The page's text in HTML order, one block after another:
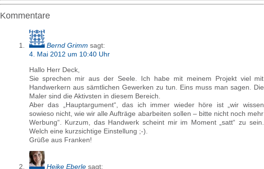
Kommentare
Bernd Grimm sagt:
4. Mai 2012 um 10:40 Uhr
Hallo Herr Deck,
Sie sprechen mir aus der Seele. Ich habe mit meinem Projekt viel mit
Handwerkern aus sämtlichen Gewerken zu tun. Eins muss man sagen. Die
Maler sind die Aktivsten in diesem Bereich.
Aber das „Hauptargument“, das ich immer wieder höre ist „wir wissen
sowieso nicht, wie wir alle Aufträge abarbeiten sollen – bitte nicht noch mehr
Werbung“. Kurzum, das Handwerk scheint mir im Moment „satt“ zu sein.
Welch eine kurzsichtige Einstellung ;-).
Grüße aus Franken!
Heike Eberle sagt: